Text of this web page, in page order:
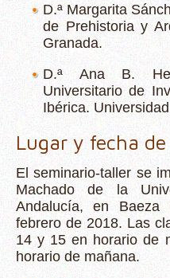
D.ª Margarita
de Prehistoria y
Granada.
D.ª Ana B.
Universitario de
Ibérica.
Lugar y fecha
El seminario-taller se
Machado de la
Andalucía, en
febrero de 2018. Las
14 y 15 en horario de
horario de mañana.